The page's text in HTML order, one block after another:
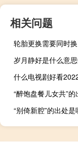
相关问题
轮胎更换需要同时
“醉饱盘餐儿女共”
“别倚新腔”的出处是